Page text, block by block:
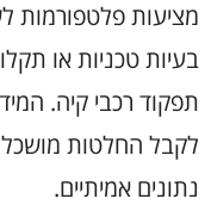
מציעות פלטפורמות
בעיות טכניות או
תפקוד רכבי קיה.
לקבל החלטות
נתונים אמיתיים.